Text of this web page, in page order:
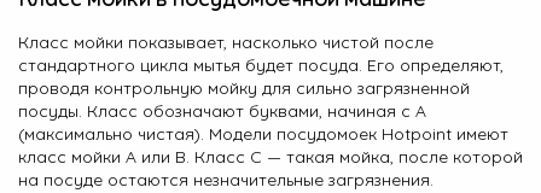
Класс мойки показывает, насколько чистой после
стандартного цикла мытья будет посуда. Его определяют,
проводя контрольную мойку для сильно загрязненной
посуды. Класс обозначают буквами, начиная с A
(максимально чистая). Модели посудомоек Hotpoint имеют
класс мойки A или B. Класс С — такая мойка, после которой
на посуде остаются незначительные загрязнения.